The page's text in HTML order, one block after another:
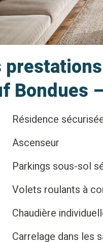
Bondues
Résidence
Ascenseur
Parkings sous-sol
Volets roulants à
Chaudière
Carrelage dans les